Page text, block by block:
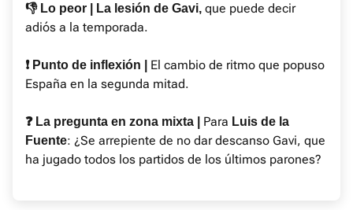
👎 Lo peor | La lesión de Gavi, que puede decir
adiós a la temporada.
❗ Punto de inflexión |
El cambio de ritmo que popuso
España en la segunda mitad.
❓ La pregunta en zona mixta | Para Luis de la
Fuente: ¿Se arrepiente de no dar descanso Gavi, que
ha jugado todos los partidos de los últimos parones?